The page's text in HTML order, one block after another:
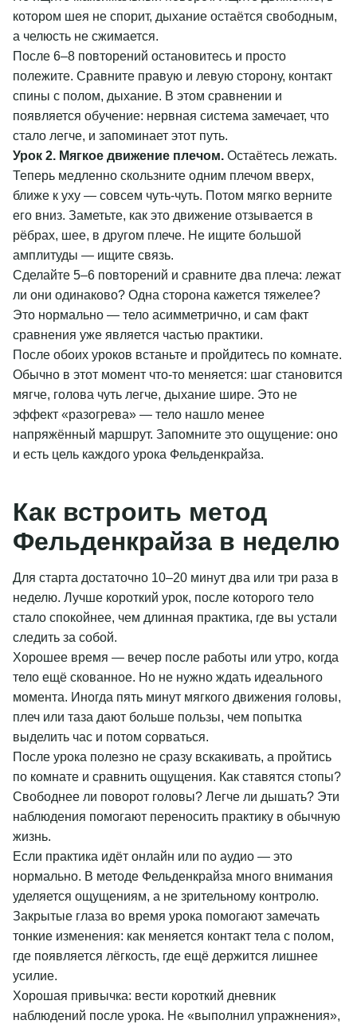
котором шея не спорит, дыхание остаётся свободным,
а челюсть не сжимается.
После 6–8 повторений остановитесь и просто
полежите. Сравните правую и левую сторону, контакт
спины с полом, дыхание. В этом сравнении и
появляется обучение: нервная система замечает, что
стало легче, и запоминает этот путь.
Урок 2. Мягкое движение плечом. Остаётесь лежать.
Теперь медленно скользните одним плечом вверх,
ближе к уху — совсем чуть-чуть. Потом мягко верните
его вниз. Заметьте, как это движение отзывается в
рёбрах, шее, в другом плече. Не ищите большой
амплитуды — ищите связь.
Сделайте 5–6 повторений и сравните два плеча: лежат
ли они одинаково? Одна сторона кажется тяжелее?
Это нормально — тело асимметрично, и сам факт
сравнения уже является частью практики.
После обоих уроков встаньте и пройдитесь по комнате.
Обычно в этот момент что-то меняется: шаг становится
мягче, голова чуть легче, дыхание шире. Это не
эффект «разогрева» — тело нашло менее
напряжённый маршрут. Запомните это ощущение: оно
и есть цель каждого урока Фельденкрайза.
Как встроить метод
Фельденкрайза в неделю
Для старта достаточно 10–20 минут два или три раза в
неделю. Лучше короткий урок, после которого тело
стало спокойнее, чем длинная практика, где вы устали
следить за собой.
Хорошее время — вечер после работы или утро, когда
тело ещё скованное. Но не нужно ждать идеального
момента. Иногда пять минут мягкого движения головы,
плеч или таза дают больше пользы, чем попытка
выделить час и потом сорваться.
После урока полезно не сразу вскакивать, а пройтись
по комнате и сравнить ощущения. Как ставятся стопы?
Свободнее ли поворот головы? Легче ли дышать? Эти
наблюдения помогают переносить практику в обычную
жизнь.
Если практика идёт онлайн или по аудио — это
нормально. В методе Фельденкрайза много внимания
уделяется ощущениям, а не зрительному контролю.
Закрытые глаза во время урока помогают замечать
тонкие изменения: как меняется контакт тела с полом,
где появляется лёгкость, где ещё держится лишнее
усилие.
Хорошая привычка: вести короткий дневник
наблюдений после урока. Не «выполнил упражнения»,